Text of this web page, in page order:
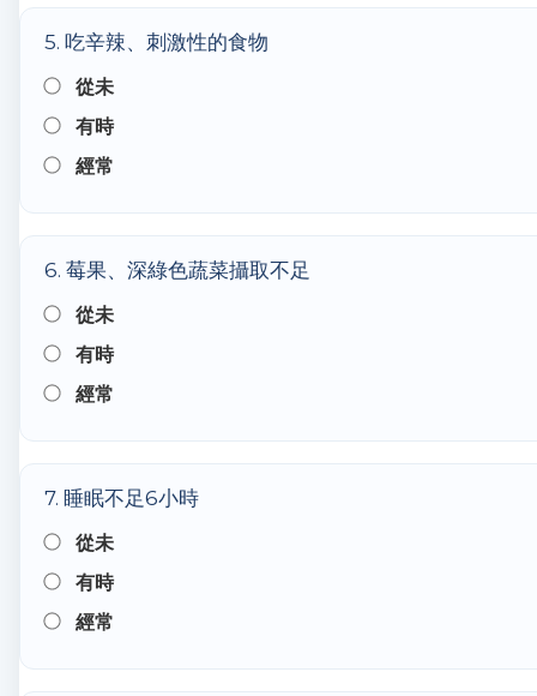
5. 吃辛辣、刺激性的食物
從未
有時
經常
6. 莓果、深綠色蔬菜攝取不足
從未
有時
經常
7. 睡眠不足6小時
從未
有時
經常